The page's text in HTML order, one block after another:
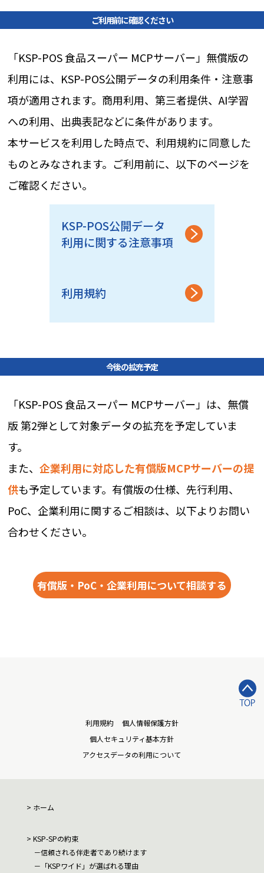
ご利用前に確認ください
「KSP-POS 食品スーパー MCPサーバー」無償版の
利用には、KSP-POS公開データの利用条件・注意事
項が適用されます。商用利用、第三者提供、AI学習
への利用、出典表記などに条件があります。
本サービスを利用した時点で、利用規約に同意した
ものとみなされます。ご利用前に、以下のページを
ご確認ください。
KSP-POS公開データ
利用に関する注意事項
利用規約
今後の拡充予定
「KSP-POS 食品スーパー MCPサーバー」は、無償
版 第2弾として対象データの拡充を予定していま
す。
また、企業利用に対応した有償版MCPサーバーの提
供も予定しています。有償版の仕様、先行利用、
PoC、企業利用に関するご相談は、以下よりお問い
合わせください。
有償版・PoC・企業利用について相談する
利用規約
個人情報保護方針
個人セキュリティ基本方針
アクセスデータの利用について
ホーム
KSP-SPの約束
信頼される伴走者であり続けます
「KSPワイド」が選ばれる理由